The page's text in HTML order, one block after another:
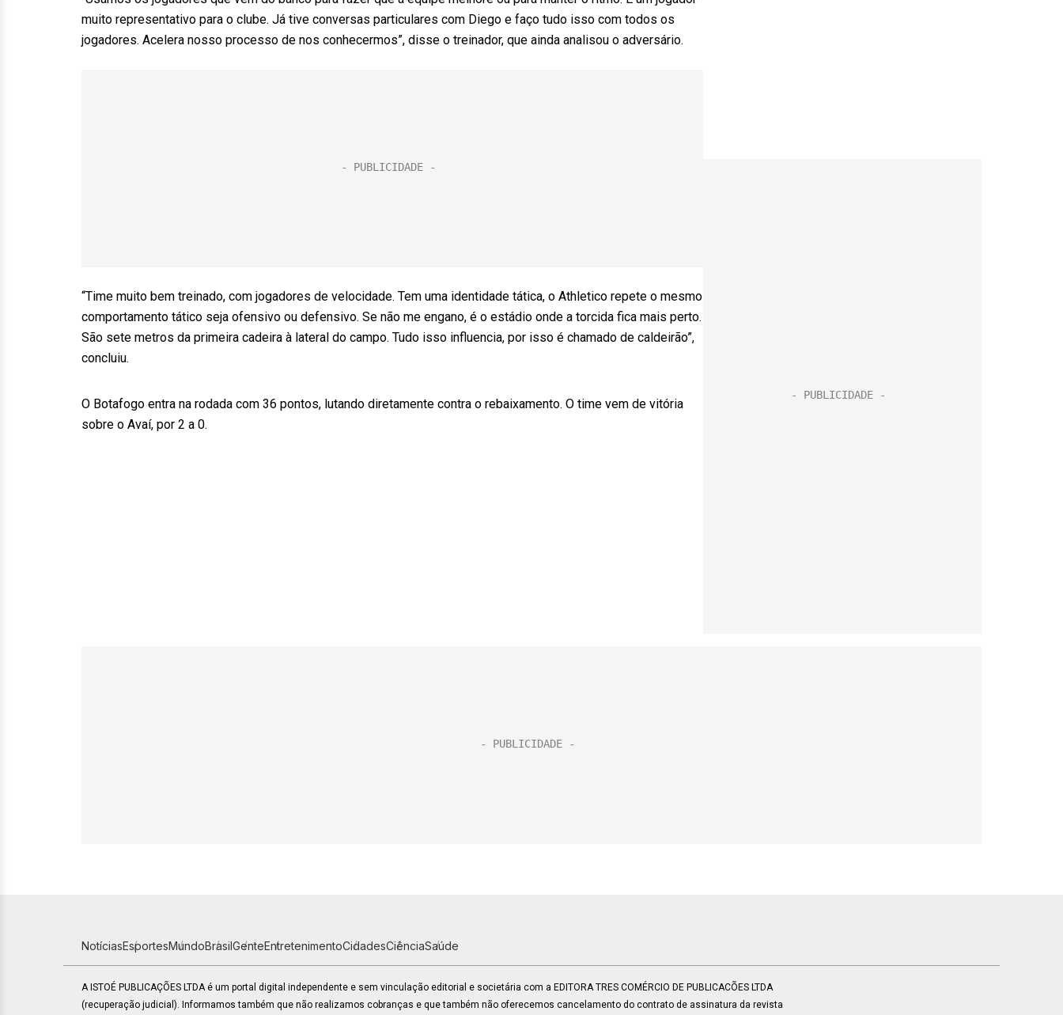
muito representativo para o clube. Já tive conversas particulares com Diego e faço tudo isso com todos os
jogadores. Acelera nosso processo de nos conhecermos”, disse o treinador, que ainda analisou o adversário.
“Time muito bem treinado, com jogadores de velocidade. Tem uma identidade tática, o Athletico repete o mesmo
comportamento tático seja ofensivo ou defensivo. Se não me engano, é o estádio onde a torcida fica mais perto.
São sete metros da primeira cadeira à lateral do campo. Tudo isso influencia, por isso é chamado de caldeirão”,
concluiu.
O Botafogo entra na rodada com 36 pontos, lutando diretamente contra o rebaixamento. O time vem de vitória
sobre o Avaí, por 2 a 0.
NotíciasEsportesMundoBrasilGenteEntretenimentoCidadesCiênciaSaúde
A ISTOÉ PUBLICAÇÕES LTDA é um portal digital independente e sem vinculação editorial e societária com a EDITORA TRES COMÉRCIO DE PUBLICACÕES LTDA
(recuperação judicial). Informamos também que não realizamos cobranças e que também não oferecemos cancelamento do contrato de assinatura da revista